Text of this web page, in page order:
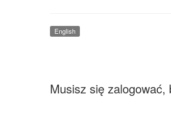
English
Musisz się